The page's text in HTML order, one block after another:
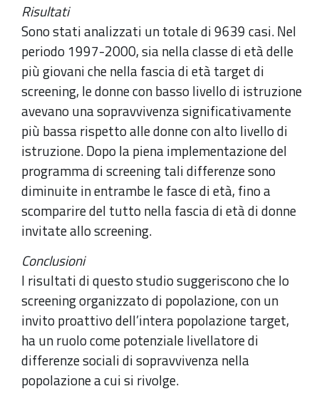
Risultati
Sono stati analizzati un totale di 9639 casi. Nel
periodo 1997-2000, sia nella classe di età delle
più giovani che nella fascia di età target di
screening, le donne con basso livello di istruzione
avevano una sopravvivenza significativamente
più bassa rispetto alle donne con alto livello di
istruzione. Dopo la piena implementazione del
programma di screening tali differenze sono
diminuite in entrambe le fasce di età, fino a
scomparire del tutto nella fascia di età di donne
invitate allo screening.
Conclusioni
I risultati di questo studio suggeriscono che lo
screening organizzato di popolazione, con un
invito proattivo dell’intera popolazione target,
ha un ruolo come potenziale livellatore di
differenze sociali di sopravvivenza nella
popolazione a cui si rivolge.